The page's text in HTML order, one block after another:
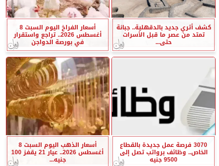
كشف أثري جديد بالدقهلية.. جبانة
تمتد من عصر ما قبل الأسرات
حتى...
أسعار الفراخ اليوم السبت 8
أغسطس 2026.. تراجع واستقرار
في بورصة الدواجن
3070 فرصة عمل جديدة بالقطاع
الخاص.. وظائف برواتب تصل إلى
9500 جنيه
أسعار الذهب اليوم السبت 8
أغسطس 2026.. عيار 21 يقفز 100
جنيه...